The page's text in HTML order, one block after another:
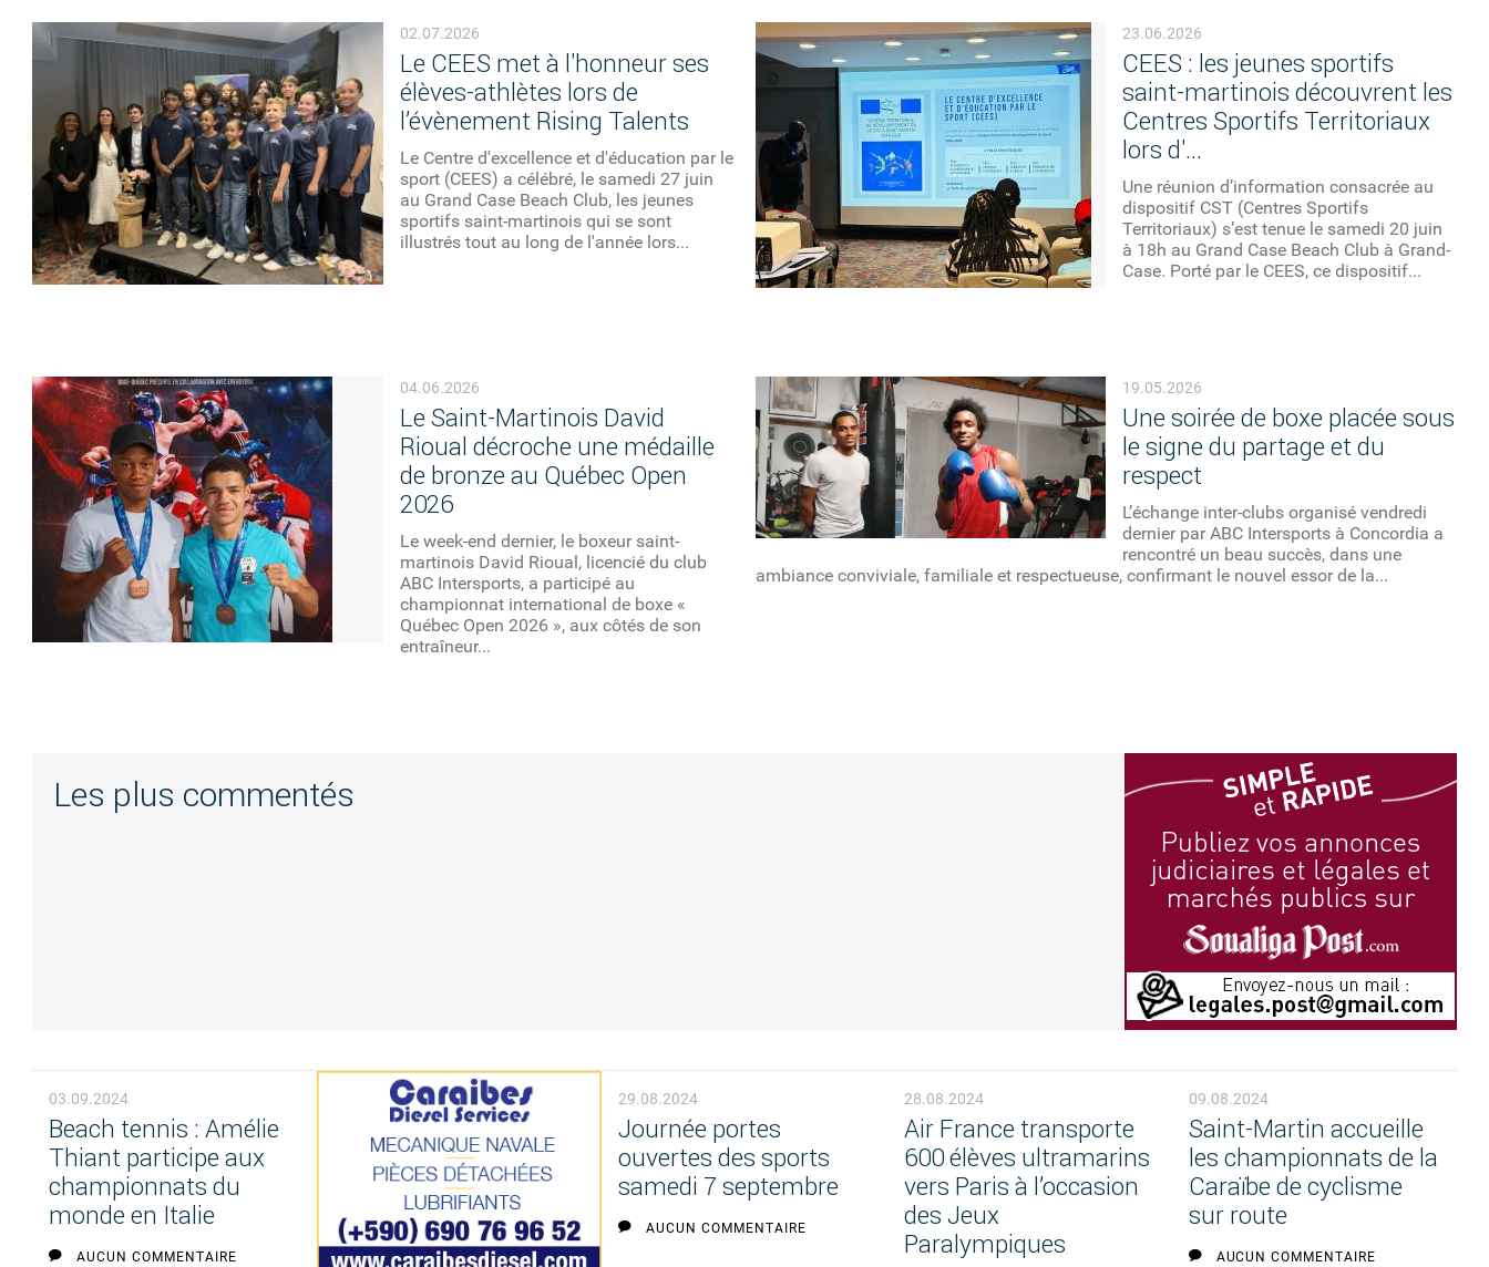
02.07.2026
Le CEES met à l'honneur ses
élèves-athlètes lors de
l’évènement Rising Talents
Le Centre d'excellence et d'éducation par le
sport (CEES) a célébré, le samedi 27 juin
au Grand Case Beach Club, les jeunes
sportifs saint-martinois qui se sont
illustrés tout au long de l'année lors...
23.06.2026
CEES : les jeunes sportifs
saint-martinois découvrent les
Centres Sportifs Territoriaux
lors d'...
Une réunion d’information consacrée au
dispositif CST (Centres Sportifs
Territoriaux) s’est tenue le samedi 20 juin
à 18h au Grand Case Beach Club à Grand-
Case. Porté par le CEES, ce dispositif...
04.06.2026
Le Saint-Martinois David
Rioual décroche une médaille
de bronze au Québec Open
2026
Le week-end dernier, le boxeur saint-
martinois David Rioual, licencié du club
ABC Intersports, a participé au
championnat international de boxe «
Québec Open 2026 », aux côtés de son
entraîneur...
19.05.2026
Une soirée de boxe placée sous
le signe du partage et du
respect
L’échange inter-clubs organisé vendredi
dernier par ABC Intersports à Concordia a
rencontré un beau succès, dans une
ambiance conviviale, familiale et respectueuse, confirmant le nouvel essor de la...
Les plus commentés
03.09.2024
Beach tennis : Amélie
Thiant participe aux
championnats du
monde en Italie
AUCUN COMMENTAIRE
29.08.2024
Journée portes
ouvertes des sports
samedi 7 septembre
AUCUN COMMENTAIRE
28.08.2024
Air France transporte
600 élèves ultramarins
vers Paris à l’occasion
des Jeux
Paralympiques
09.08.2024
Saint-Martin accueille
les championnats de la
Caraïbe de cyclisme
sur route
AUCUN COMMENTAIRE